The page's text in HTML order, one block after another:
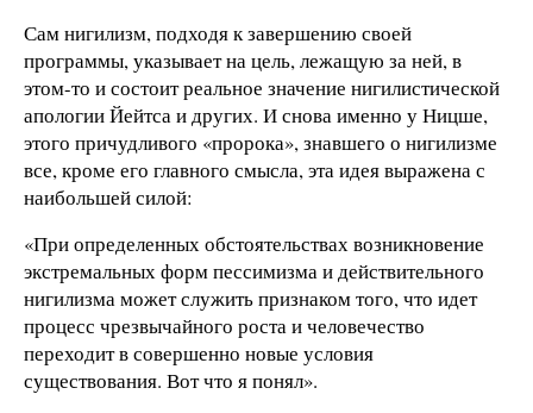
Сам нигилизм, подходя к завершению своей
программы, указывает на цель, лежащую за ней, в
этом-то и состоит реальное значение нигилистической
апологии Йейтса и других. И снова именно у Ницше,
этого причудливого «пророка», знавшего о нигилизме
все, кроме его главного смысла, эта идея выражена с
наибольшей силой:
«При определенных обстоятельствах возникновение
экстремальных форм пессимизма и действительного
нигилизма может служить признаком того, что идет
процесс чрезвычайного роста и человечество
переходит в совершенно новые условия
существования. Вот что я понял».